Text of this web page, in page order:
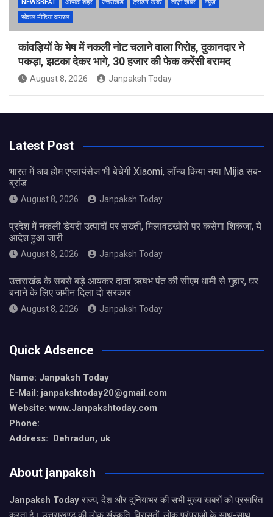
NEWSBEAT आपका शहर उत्तराखंड ट्रेंडिंग खबरें ताज़ा ख़बर
न्यूज़
सोशल मीडिया वायरल
कांवड़ियों के भेष में नकली नोट चलाने वाला गिरोह, दुकानदार ने
पकड़ा, झटका देकर भागे, 30 हजार की फेक करेंसी बरामद
August 8, 2026 Janpaksh Today
Latest Post
भारत में अब होम एप्लायंसेज भी बेचेगी Xiaomi, लॉन्च किया नया Mijia सब-
ब्रांड
August 8, 2026 Janpaksh Today
प्रदेश में नकली डेयरी उत्पादों पर सख्ती, मिलावटखोरों पर कसेगा शिकंजा, ये
आदेश हुआ जारी
August 8, 2026 Janpaksh Today
उत्तराखंड के सबसे बड़े आयकर दाता ऋषभ पंत की सीएम धामी से गुहार, घर
बनाने के लिए जमीन दिला दो सरकार
August 8, 2026 Janpaksh Today
Quick Adsence
Name: Janpaksh Today
E-Mail: janpakshtoday20@gmail.com
Website: www.Janpakshtoday.com
Phone:
Address: Dehradun, uk
About janpaksh
Janpaksh Todayराज्य, देश और दुनियाभर की सभी मुख्य खबरों को प्रसारित